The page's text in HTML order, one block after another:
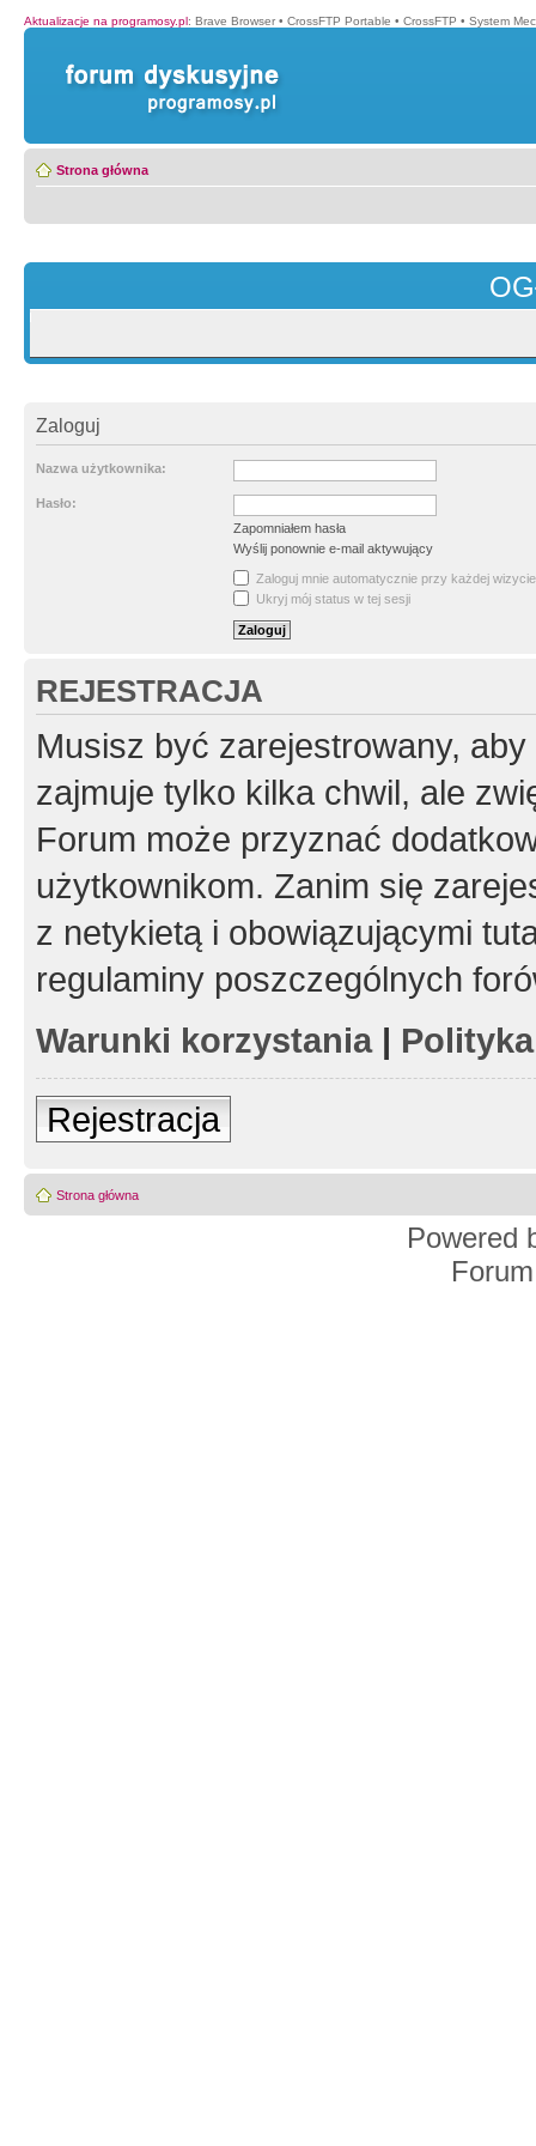
Aktualizacje na programosy.pl: Brave Browser • CrossFTP Portable • CrossFTP • System
Strona główna
Zaloguj
Nazwa użytkownika:
Hasło:
Zapomniałem hasła
Wyślij ponownie e-mail aktywujący
Zaloguj mnie automatycznie przy każdej wizycie
Ukryj mój status w tej sesji
REJESTRACJA
Musisz być zarejestrowany,
zajmuje tylko kilka chwil, ale
Forum może przyznać
użytkownikom. Zanim się
z netykietą i obowiązującymi
regulaminy poszczególnych
Warunki korzystania|
Rejestracja
Strona główna
Powered